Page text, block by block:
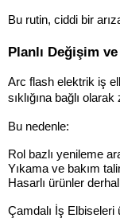
Bu rutin, ciddi bir
Planlı Değişim
Arc flash elektrik iş
sıklığına bağlı
Bu nedenle:
Rol bazlı yenileme
Yıkama ve bakım
Hasarlı ürünler
Çamdalı İş Elbiseleri